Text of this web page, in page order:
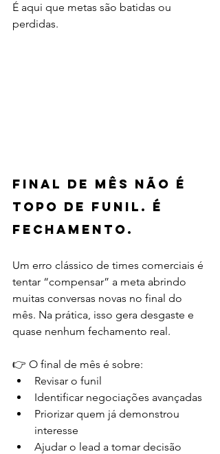
É aqui que metas são batidas ou
perdidas.
Final de mês não é
topo de funil. É
fechamento.
Um erro clássico de times comerciais é
tentar “compensar” a meta abrindo
muitas conversas novas no final do
mês. Na prática, isso gera desgaste e
quase nenhum fechamento real.
👉 O final de mês é sobre:
Revisar o funil
Identificar negociações avançadas
Priorizar quem já demonstrou
interesse
Ajudar o lead a tomar decisão